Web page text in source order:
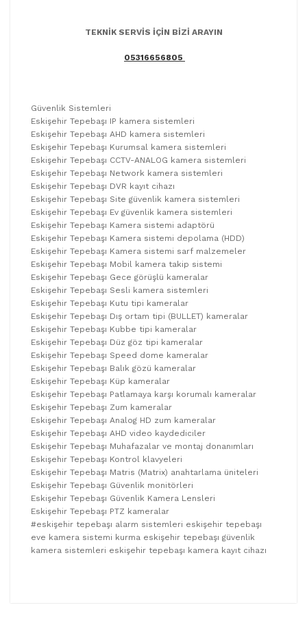
TEKNİK SERVİS İÇİN BİZİ ARAYIN
05316656805
Güvenlik Sistemleri
Eskişehir Tepebaşı IP kamera sistemleri
Eskişehir Tepebaşı AHD kamera sistemleri
Eskişehir Tepebaşı Kurumsal kamera sistemleri
Eskişehir Tepebaşı CCTV-ANALOG kamera sistemleri
Eskişehir Tepebaşı Network kamera sistemleri
Eskişehir Tepebaşı DVR kayıt cihazı
Eskişehir Tepebaşı Site güvenlik kamera sistemleri
Eskişehir Tepebaşı Ev güvenlik kamera sistemleri
Eskişehir Tepebaşı Kamera sistemi adaptörü
Eskişehir Tepebaşı Kamera sistemi depolama (HDD)
Eskişehir Tepebaşı Kamera sistemi sarf malzemeler
Eskişehir Tepebaşı Mobil kamera takip sistemi
Eskişehir Tepebaşı Gece görüşlü kameralar
Eskişehir Tepebaşı Sesli kamera sistemleri
Eskişehir Tepebaşı Kutu tipi kameralar
Eskişehir Tepebaşı Dış ortam tipi (BULLET) kameralar
Eskişehir Tepebaşı Kubbe tipi kameralar
Eskişehir Tepebaşı Düz göz tipi kameralar
Eskişehir Tepebaşı Speed dome kameralar
Eskişehir Tepebaşı Balık gözü kameralar
Eskişehir Tepebaşı Küp kameralar
Eskişehir Tepebaşı Patlamaya karşı korumalı kameralar
Eskişehir Tepebaşı Zum kameralar
Eskişehir Tepebaşı Analog HD zum kameralar
Eskişehir Tepebaşı AHD video kaydediciler
Eskişehir Tepebaşı Muhafazalar ve montaj donanımları
Eskişehir Tepebaşı Kontrol klavyeleri
Eskişehir Tepebaşı Matris (Matrix) anahtarlama üniteleri
Eskişehir Tepebaşı Güvenlik monitörleri
Eskişehir Tepebaşı Güvenlik Kamera Lensleri
Eskişehir Tepebaşı PTZ kameralar
#eskişehir tepebaşı alarm sistemleri eskişehir tepebaşı
eve kamera sistemi kurma eskişehir tepebaşı güvenlik
kamera sistemleri eskişehir tepebaşı kamera kayıt cihazı